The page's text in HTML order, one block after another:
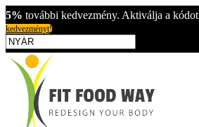
5% további kedvezmény. Aktiválja a kódot
kedvezményt!